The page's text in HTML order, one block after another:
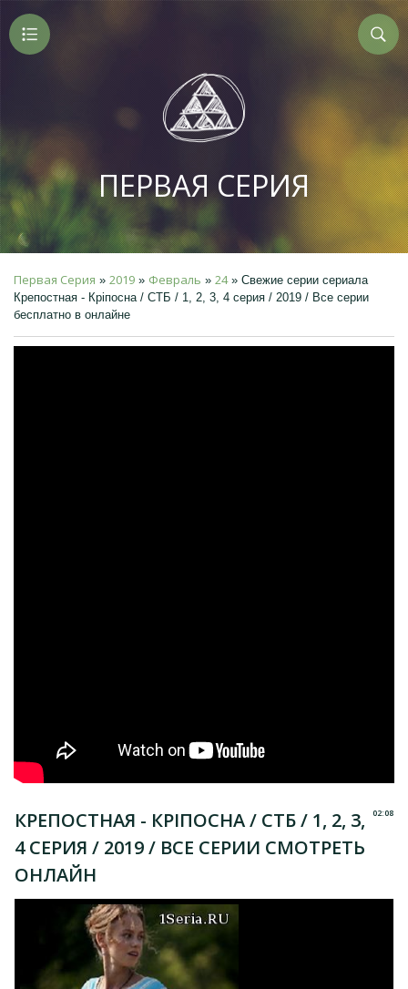
ПЕРВАЯ СЕРИЯ
Первая Серия » 2019 » Февраль » 24» Свежие серии сериала
Крепостная - Кріпосна / СТБ / 1, 2, 3, 4 серия / 2019 / Все серии
бесплатно в онлайне
02:08
КРЕПОСТНАЯ - КРІПОСНА / СТБ / 1, 2, 3,
4 СЕРИЯ / 2019 / ВСЕ СЕРИИ СМОТРЕТЬ
ОНЛАЙН